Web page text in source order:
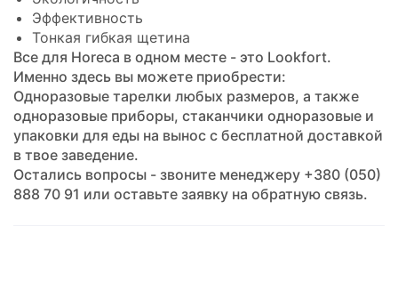
Эффективность
Тонкая гибкая щетина
Все для Horeca в одном месте - это Lookfort.
Именно здесь вы можете приобрести:
Одноразовые тарелки любых размеров, а также
одноразовые приборы, стаканчики одноразовые и
упаковки для еды на вынос с бесплатной доставкой
в твое заведение.
Остались вопросы - звоните менеджеру +380 (050)
888 70 91 или оставьте заявку на обратную связь.